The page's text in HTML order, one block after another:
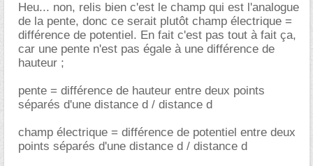
Heu... non, relis bien c'est le champ qui est l'analogue
de la pente, donc ce serait plutôt champ électrique =
différence de potentiel. En fait c'est pas tout à fait ça,
car une pente n'est pas égale à une différence de
hauteur ;
pente = différence de hauteur entre deux points
séparés d'une distance d / distance d
champ électrique = différence de potentiel entre deux
points séparés d'une distance d / distance d